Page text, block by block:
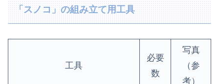
「スノコ」の組み立て用工具
工具
必要
数
写真
（参
考）